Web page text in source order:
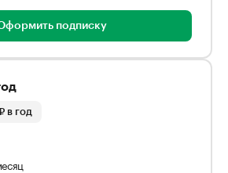
подписку
в год